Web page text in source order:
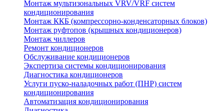
Монтаж мультизональных VRV/VRF систем
кондиционирования
Монтаж ККБ (компрессорно-конденсаторных блоков)
Монтаж руфтопов (крышных кондиционеров)
Монтаж чиллеров
Ремонт кондиционеров
Обслуживание кондиционеров
Экспертиза системы кондиционирования
Диагностика кондиционеров
Услуги пуско-наладочных работ (ПНР) систем
кондиционирования
Автоматизация кондиционирования